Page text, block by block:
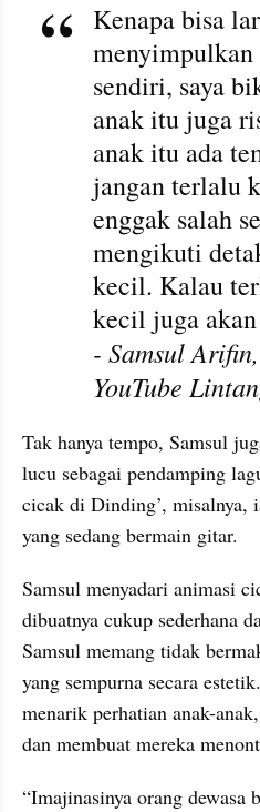
Kenapa bisa
sendiri, saya
anak itu juga
anak itu ada
jangan terlalu
enggak salah
mengikuti
kecil. Kalau
kecil juga
- Samsul
YouTube
Tak hanya tempo, Samsul
lucu sebagai pendamping
cicak di Dinding’, misalnya,
yang sedang bermain gitar.
Samsul menyadari animasi
dibuatnya cukup sederhana
Samsul memang tidak
yang sempurna secara
menarik perhatian anak-
dan membuat mereka
“Imajinasinya orang dewasa